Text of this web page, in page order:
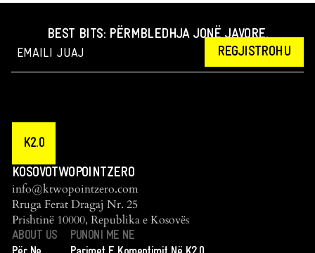
BEST BITS: PËRMBLEDHJA JONË JAVORE.
REGJISTROHU
K2.0
KOSOVOTWOPOINTZERO
info@ktwopointzero.com
Rruga Ferat Dragaj Nr. 25
Prishtinë 10000, Republika e Kosovës
ABOUT US
PUNONI ME NE